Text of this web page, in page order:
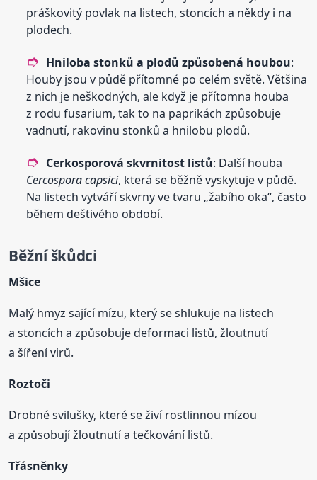
práškovitý povlak na listech, stoncích a někdy i na
plodech.
Hniloba stonků a plodů způsobená houbou:
Houby jsou v půdě přítomné po celém světě. Většina
z nich je neškodných, ale když je přítomna houba
z rodu fusarium, tak to na paprikách způsobuje
vadnutí, rakovinu stonků a hnilobu plodů.
Cerkosporová skvrnitost listů: Další houba
Cercospora capsici, která se běžně vyskytuje v půdě.
Na listech vytváří skvrny ve tvaru „žabího oka“, často
během deštivého období.
Běžní škůdci
Mšice
Malý hmyz sající mízu, který se shlukuje na listech
a stoncích a způsobuje deformaci listů, žloutnutí
a šíření virů.
Roztoči
Drobné svilušky, které se živí rostlinnou mízou
a způsobují žloutnutí a tečkování listů.
Třásněnky